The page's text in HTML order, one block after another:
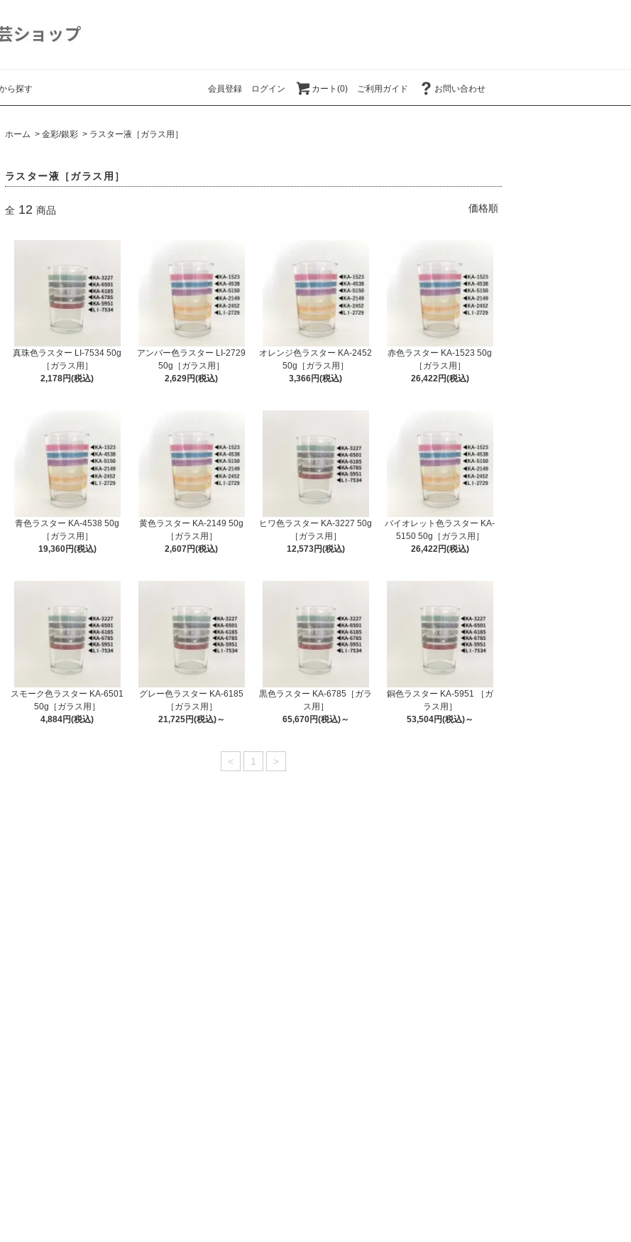
ら探す 会員登録 ログイン カート(0) ご利用ガイド お問い合わせ
ホーム > 金彩/銀彩 > ラスター液［ガラス用］
ラスター液［ガラス用］
全 12 商品 価格順
真珠色ラスター LI-7534 50g
［ガラス用］
2,178円(税込)
アンバー色ラスター LI-2729
50g［ガラス用］
2,629円(税込)
オレンジ色ラスター KA-2452
50g［ガラス用］
3,366円(税込)
赤色ラスター KA-1523 50g
［ガラス用］
26,422円(税込)
青色ラスター KA-4538 50g
［ガラス用］
19,360円(税込)
黄色ラスター KA-2149 50g
［ガラス用］
2,607円(税込)
ヒワ色ラスター KA-3227 50g
［ガラス用］
12,573円(税込)
バイオレット色ラスター KA-
5150 50g［ガラス用］
26,422円(税込)
スモーク色ラスター KA-6501
50g［ガラス用］
4,884円(税込)
グレー色ラスター KA-6185
［ガラス用］
21,725円(税込)～
黒色ラスター KA-6785［ガラ
ス用］
65,670円(税込)～
銅色ラスター KA-5951 ［ガ
ラス用］
53,504円(税込)～
< 1 >